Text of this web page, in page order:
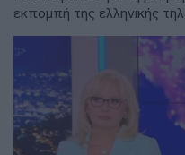
εκπομπή της ελληνικής